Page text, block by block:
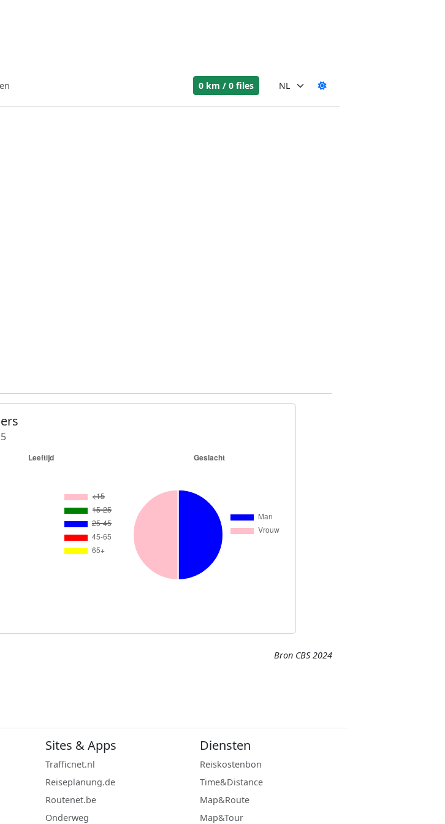
0 km / 0 files
Bron CBS 2024
Sites & Apps
Trafficnet.nl
Reiseplanung.de
Routenet.be
Onderweg
Diensten
Reiskostenbon
Time&Distance
Map&Route
Map&Tour